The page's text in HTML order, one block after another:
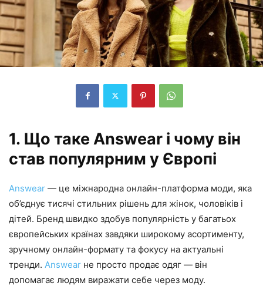
1. Що таке Answear і чому він
став популярним у Європі
Answear — це міжнародна онлайн-платформа моди, яка
об’єднує тисячі стильних рішень для жінок, чоловіків і
дітей. Бренд швидко здобув популярність у багатьох
європейських країнах завдяки широкому асортименту,
зручному онлайн-формату та фокусу на актуальні
тренди. Answear не просто продає одяг — він
допомагає людям виражати себе через моду.